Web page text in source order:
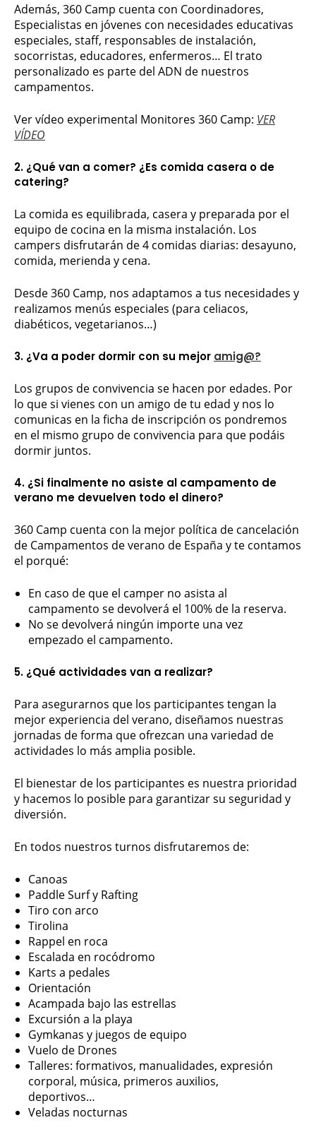
Además, 360 Camp cuenta con Coordinadores,
Especialistas en jóvenes con necesidades educativas
especiales, staff, responsables de instalación,
socorristas, educadores, enfermeros… El trato
personalizado es parte del ADN de nuestros
campamentos.
Ver vídeo experimental Monitores 360 Camp: VER
VÍDEO
2. ¿Qué van a comer? ¿Es comida casera o de
catering?
La comida es equilibrada, casera y preparada por el
equipo de cocina en la misma instalación. Los
campers disfrutarán de 4 comidas diarias: desayuno,
comida, merienda y cena.
Desde 360 Camp, nos adaptamos a tus necesidades y
realizamos menús especiales (para celiacos,
diabéticos, vegetarianos…)
3. ¿Va a poder dormir con su mejor amig@?
Los grupos de convivencia se hacen por edades. Por
lo que si vienes con un amigo de tu edad y nos lo
comunicas en la ficha de inscripción os pondremos
en el mismo grupo de convivencia para que podáis
dormir juntos.
4. ¿Si finalmente no asiste al campamento de
verano me devuelven todo el dinero?
360 Camp cuenta con la mejor política de cancelación
de Campamentos de verano de España y te contamos
el porqué:
En caso de que el camper no asista al
campamento se devolverá el 100% de la reserva.
No se devolverá ningún importe una vez
empezado el campamento.
5. ¿Qué actividades van a realizar?
Para asegurarnos que los participantes tengan la
mejor experiencia del verano, diseñamos nuestras
jornadas de forma que ofrezcan una variedad de
actividades lo más amplia posible.
El bienestar de los participantes es nuestra prioridad
y hacemos lo posible para garantizar su seguridad y
diversión.
En todos nuestros turnos disfrutaremos de:
Canoas
Paddle Surf y Rafting
Tiro con arco
Tirolina
Rappel en roca
Escalada en rocódromo
Karts a pedales
Orientación
Acampada bajo las estrellas
Excursión a la playa
Gymkanas y juegos de equipo
Vuelo de Drones
Talleres: formativos, manualidades, expresión
corporal, música, primeros auxilios,
deportivos…
Veladas nocturnas